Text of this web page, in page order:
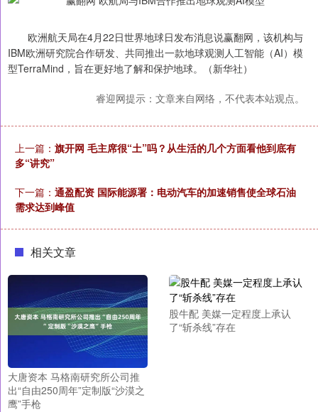
欧洲航天局在4月22日世界地球日发布消息说赢翻网，该机构与
IBM欧洲研究院合作研发、共同推出一款地球观测人工智能（AI）模
型TerraMind，旨在更好地了解和保护地球。（新华社）
睿迎网提示：文章来自网络，不代表本站观点。
上一篇： 旗开网 毛主席很“土”吗？从生活的几个方面看他到底有
多“讲究”
下一篇： 通盈配资 国际能源署：电动汽车的加速销售使全球石油
需求达到峰值
相关文章
大唐资本 马格南研究所公司推
出“自由250周年”定制版“沙漠之
鹰”手枪
股牛配 美媒一定程度上承认
了“斩杀线”存在